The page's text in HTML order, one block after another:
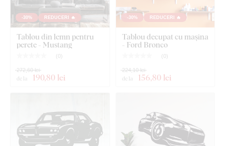
-30% REDUCERI 🔥
Tablou din lemn pentru
perete - Mustang
( 0 )
de la 190,80 lei
272,60 lei
-30% REDUCERI 🔥
Tablou decupat cu mașina
- Ford Bronco
( 0 )
de la 156,80 lei
224,10 lei